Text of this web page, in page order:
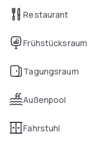
Restaurant
Frühstücksraum
Tagungsraum
Außenpool
Fahrstuhl